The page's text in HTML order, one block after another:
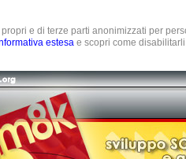
e di terze parti anonimizzati per
estesa e scopri come